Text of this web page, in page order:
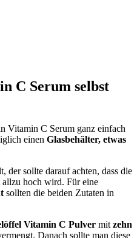
C Serum selbst
Vitamin C Serum ganz einfach
einen Glasbehälter, etwas
der sollte darauf achten, dass die
allzu hoch wird. Für eine
sollten die beiden Zutaten in
Vitamin C Pulver mit zehn
Danach sollte man diese